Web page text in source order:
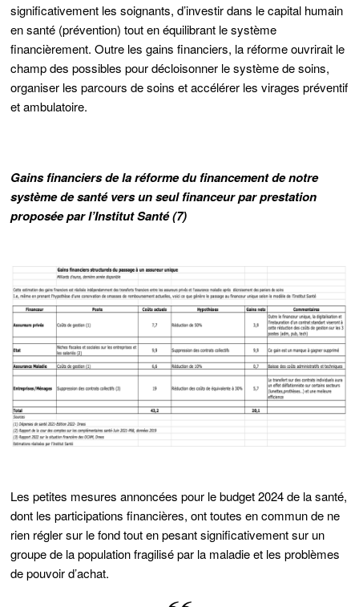
significativement les soignants, d’investir dans le capital humain
en santé (prévention) tout en équilibrant le système
financièrement. Outre les gains financiers, la réforme ouvrirait le
champ des possibles pour décloisonner le système de soins,
organiser les parcours de soins et accélérer les virages préventif
et ambulatoire.
Gains financiers de la réforme du financement de notre
système de santé vers un seul financeur par prestation
proposée par l’Institut Santé (7)
Les petites mesures annoncées pour le budget 2024 de la santé,
dont les participations financières, ont toutes en commun de ne
rien régler sur le fond tout en pesant significativement sur un
groupe de la population fragilisé par la maladie et les problèmes
de pouvoir d’achat.